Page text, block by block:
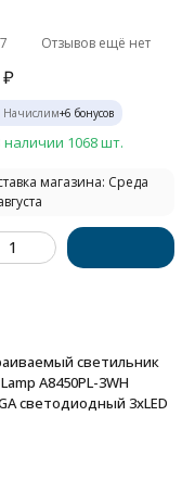
Отзывов ещё нет
₽
Начислим+6 бонусов
наличии 1068 шт.
магазина: Среда
светильник
A8450PL-3WH
светодиодный 3xLED